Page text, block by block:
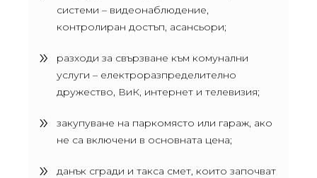
системи – видеонаблюдение,
контролиран достъп, асансьори;
разходи за свързване към комунални
услуги – електроразпределително
дружество, ВиК, интернет и телевизия;
закупуване на паркомясто или гараж, ако
не са включени в основната цена;
данък сгради и такса смет, които започват